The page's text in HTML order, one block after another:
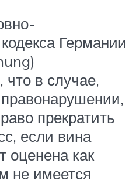
Германии
что в случае,
прекратить
если вина
оценена как
не имеется